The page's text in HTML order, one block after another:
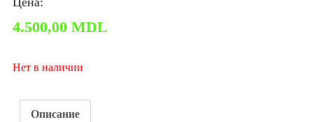
4.500,00 MDL
Нет в наличии
Описание